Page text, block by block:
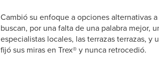
Cambió su enfoque a opciones alternativas
buscan, por una falta de una palabra mejor,
especialistas locales, las terrazas terrazas, y
fijó sus miras en Trex® y nunca retrocedió.